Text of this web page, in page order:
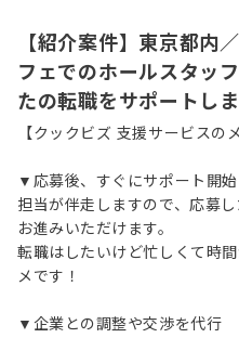
【紹介案件】東京都内
フェでのホールスタッ
たの転職をサポートし
【クックビズ 支援サービスの
▼応募後、すぐにサポート開始
担当が伴走しますので、応募
お進みいただけます。
転職はしたいけど忙しくて時
メです！
▼企業との調整や交渉を代行